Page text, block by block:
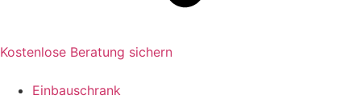
Kostenlose Beratung sichern
Einbauschrank